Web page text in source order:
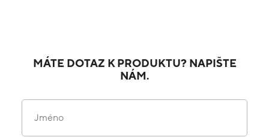
MÁTE DOTAZ K PRODUKTU? NAPIŠTE
NÁM.
Jméno